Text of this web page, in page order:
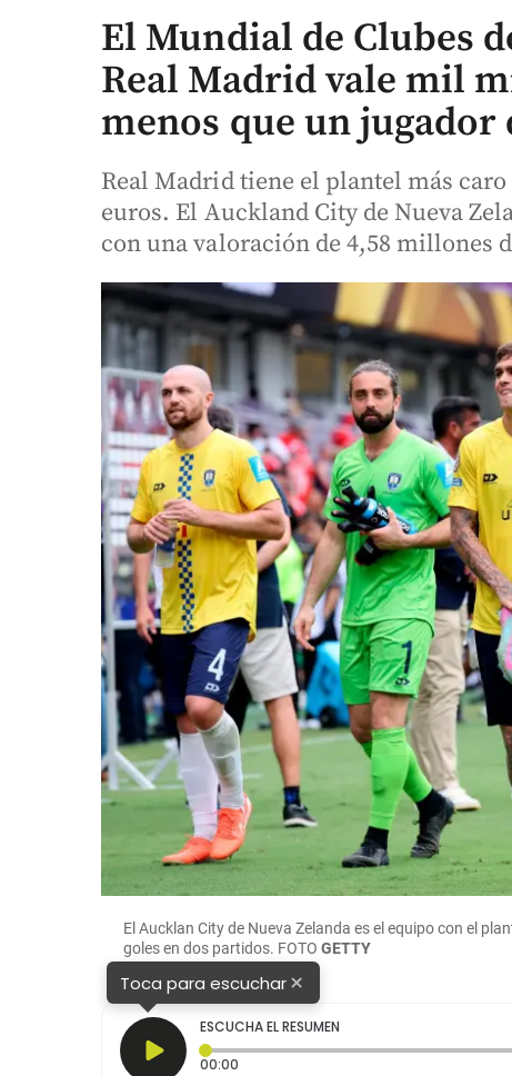
El Mundial de Clubes
Real Madrid vale mil
menos que un jugador
Real Madrid tiene el plantel más
euros. El Auckland City de Nueva
con una valoración de 4,58 millones
El Aucklan City de Nueva Zelanda es el equipo con el
goles en dos partidos. FOTO GETTY
Toca para escuchar×
ESCUCHA EL RESUMEN
00:00